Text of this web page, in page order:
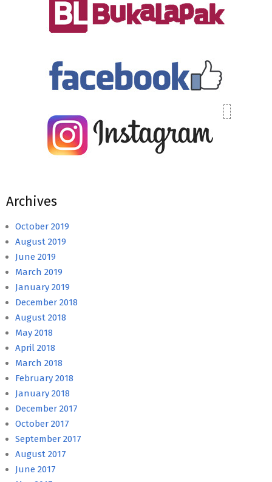
Archives
October 2019
August 2019
June 2019
March 2019
January 2019
December 2018
August 2018
May 2018
April 2018
March 2018
February 2018
January 2018
December 2017
October 2017
September 2017
August 2017
June 2017